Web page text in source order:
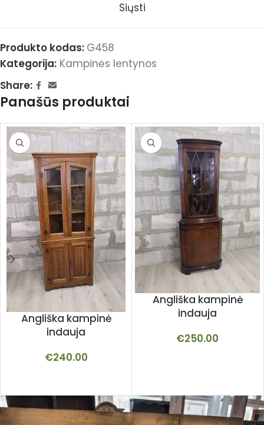
Siųsti
Produkto kodas: G458
Kategorija: Kampinės lentynos
Share:
Panašūs produktai
Angliška kampinė
indauja
€240.00
Angliška kampinė
indauja
€250.00